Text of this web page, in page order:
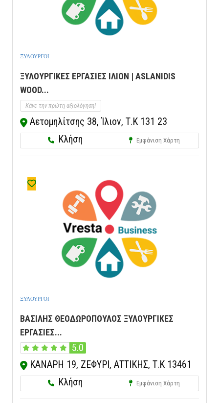
ΞΥΛΟΥΡΓΟΙ
ΞΥΛΟΥΡΓΙΚΕΣ ΕΡΓΑΣΙΕΣ ΙΛΙΟΝ | ASLANIDIS
WOOD...
Κάνε την πρώτη αξιολόγηση!
Αετομηλίτσης 38, Ίλιον, Τ.Κ 131 23
Κλήση
Εμφάνιση Χάρτη
ΞΥΛΟΥΡΓΟΙ
ΒΑΣΙΛΗΣ ΘΕΟΔΩΡΟΠΟΥΛΟΣ ΞΥΛΟΥΡΓΙΚΕΣ
ΕΡΓΑΣΙΕΣ...
5.0
ΚΑΝΑΡΗ 19, ΖΕΦΥΡΙ, ΑΤΤΙΚΗΣ, Τ.Κ 13461
Κλήση
Εμφάνιση Χάρτη